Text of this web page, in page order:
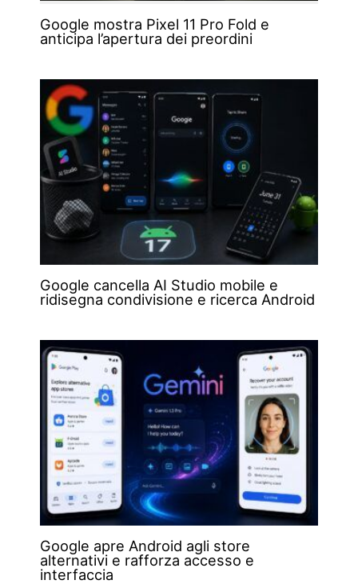
Google mostra Pixel 11 Pro Fold e
anticipa l’apertura dei preordini
Google cancella AI Studio mobile e
ridisegna condivisione e ricerca Android
Google apre Android agli store
alternativi e rafforza accesso e
interfaccia